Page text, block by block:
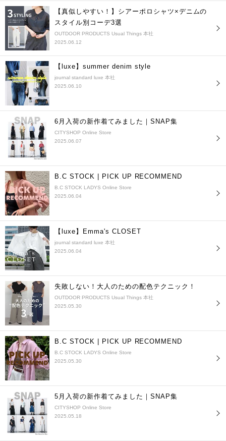
【真似しやすい！】シアーポロシャツ×デニムの
スタイル別コーデ3選
OUTDOOR PRODUCTS Usual Things 本社
2025.06.12
【luxe】summer denim style
journal standard luxe 本社
2025.06.10
6月入荷の新作着てみました｜SNAP集
CITYSHOP Online Store
2025.06.07
B.C STOCK | PICK UP RECOMMEND
B.C STOCK LADYS Online Store
2025.06.04
【luxe】Emma's CLOSET
journal standard luxe 本社
2025.06.04
失敗しない！大人のための配色テクニック！
OUTDOOR PRODUCTS Usual Things 本社
2025.05.30
B.C STOCK | PICK UP RECOMMEND
B.C STOCK LADYS Online Store
2025.05.30
5月入荷の新作着てみました｜SNAP集
CITYSHOP Online Store
2025.05.18